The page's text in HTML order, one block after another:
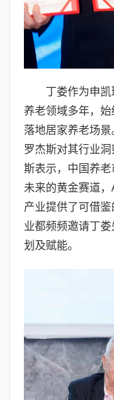
丁娄作为申
养老领域多年，始
落地居家养老场
罗杰斯对其行业
斯表示，中国养
未来的黄金赛道
产业提供了可借
业都频频邀请丁
划及赋能。